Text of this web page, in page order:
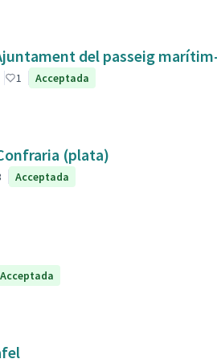
del passeig
1 Acceptada
(plata)
Acceptada
Acceptada